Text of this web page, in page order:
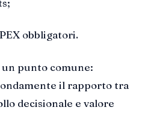
obbligatori.
punto comune:
il rapporto tra
decisionale e valore